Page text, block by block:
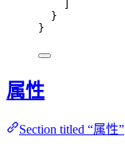
}
}
属性
Section titled “属性”